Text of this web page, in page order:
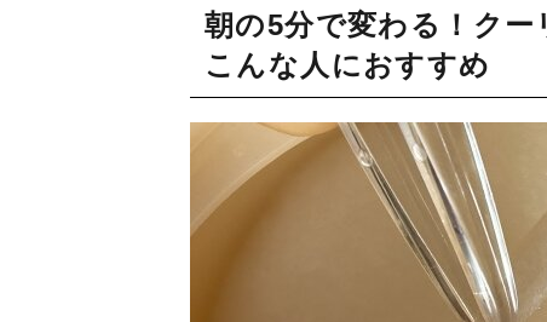
朝の5分で変わる！クー
こんな人におすすめ